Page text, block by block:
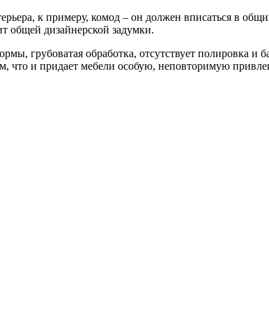
к примеру, комод – он должен вписаться в
общей дизайнерской задумки.
грубоватая обработка, отсутствует полировка и
и придает мебели особую, неповторимую